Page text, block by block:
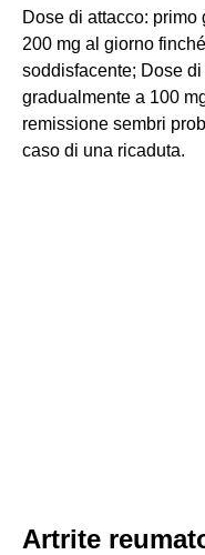
Dose di attacco:
200 mg al giorno
soddisfacente; Dose
gradualmente a 100
remissione sembri
caso di una ricaduta.
Artrite